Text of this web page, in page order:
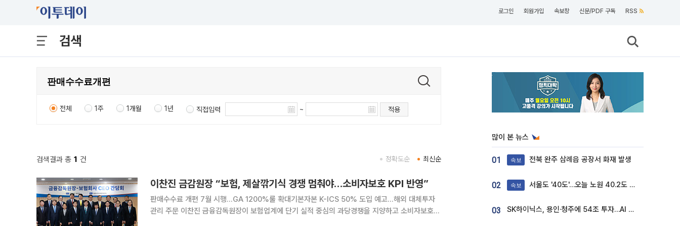
로그인 회원가입 속보창 신문/PDF 구독 RSS
검색
전체 1주 1개월 1년 직접입력 ~ 적용
검색결과 총 1 건 최신순
정확도순
이찬진 금감원장 “보험, 제살깎기식 경쟁 멈춰야…소비자보호 KPI 반영”
판매수수료 개편 7월 시행…GA 1200%룰 확대기본자본 K-ICS 50% 도입 예고…해외 대체투자
관리 주문 이찬진 금융감독원장이 보험업계에 단기 실적 중심의 과당경쟁을 지양하고 소비자보호를
많이 본 뉴스
01 속보 전북 완주 삼례읍 공장서 화재 발생
02 속보 서울도 '40도'…오늘 노원 40.2도 기록
03 SK하이닉스, 용인·청주에 54조 투자…AI 메모리 생산기지 키운다